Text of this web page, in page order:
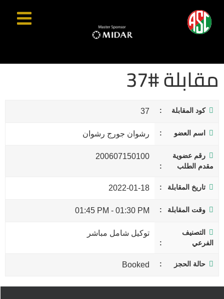
مقابلة #37
كود المقابلة 37
اسم العضو رشوان جورج رشوان
رقم عضوية
مقدم الطلب
200607150100
تاريخ المقابلة 2022-01-18
وقت المقابلة 01:30 PM
-
01:45 PM
التصنيف
الفرعي
توكيل شامل مباشر
حالة الحجز Booked